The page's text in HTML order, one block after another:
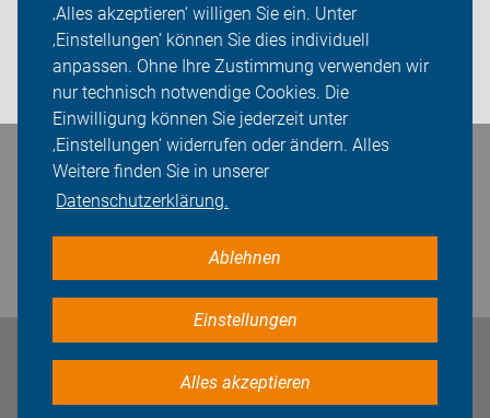
‚Alles akzeptieren‘ willigen Sie ein. Unter
‚Einstellungen‘ können Sie dies individuell
anpassen. Ohne Ihre Zustimmung verwenden wir
nur technisch notwendige Cookies. Die
Einwilligung können Sie jederzeit unter
‚Einstellungen‘ widerrufen oder ändern. Alles
Weitere finden Sie in unserer
Datenschutzerklärung.
Ablehnen
Einstellungen
Alles akzeptieren
Presse
Bleiben Sie in Kontakt